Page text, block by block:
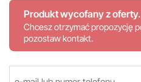
Produkt wycofany z oferty.
Chcesz otrzymać propozycję
pozostaw kontakt.